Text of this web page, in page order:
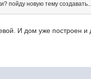
пойду новую тему
И дом уже построен и